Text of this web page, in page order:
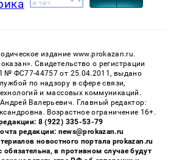
издание www.prokazan.ru.
Cвидетельство о регистрации
№ ФС77-44757 от 25.04.2011, выдано
по надзору в сфере связи,
и массовых коммуникаций.
Валерьевич. Главный редактор:
Возрастное ограничение 16+.
8 (922) 335-53-79
редакции: news@prokazan.ru
новостного портала prokazan.ru
обязательна, в противном случае будут